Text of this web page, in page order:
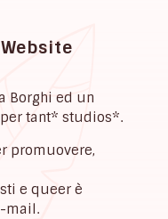
Borghi ed un
tant* studios*.
promuovere,
e queer è
mail.